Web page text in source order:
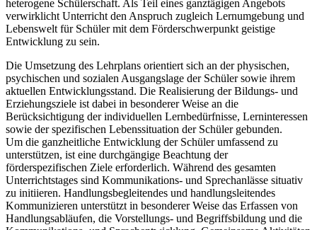
heterogene Schülerschaft. Als Teil eines ganztägigen Angebots
verwirklicht Unterricht den Anspruch zugleich Lernumgebung und
Lebenswelt für Schüler mit dem Förderschwerpunkt geistige
Entwicklung zu sein.
Die Umsetzung des Lehrplans orientiert sich an der physischen,
psychischen und sozialen Ausgangslage der Schüler sowie ihrem
aktuellen Entwicklungsstand. Die Realisierung der Bildungs- und
Erziehungsziele ist dabei in besonderer Weise an die
Berücksichtigung der individuellen Lernbedürfnisse, Lerninteressen
sowie der spezifischen Lebenssituation der Schüler gebunden.
Um die ganzheitliche Entwicklung der Schüler umfassend zu
unterstützen, ist eine durchgängige Beachtung der
förderspezifischen Ziele erforderlich. Während des gesamten
Unterrichtstages sind Kommunikations- und Sprechanlässe situativ
zu initiieren. Handlungsbegleitendes und handlungsleitendes
Kommunizieren unterstützt in besonderer Weise das Erfassen von
Handlungsabläufen, die Vorstellungs- und Begriffsbildung und die